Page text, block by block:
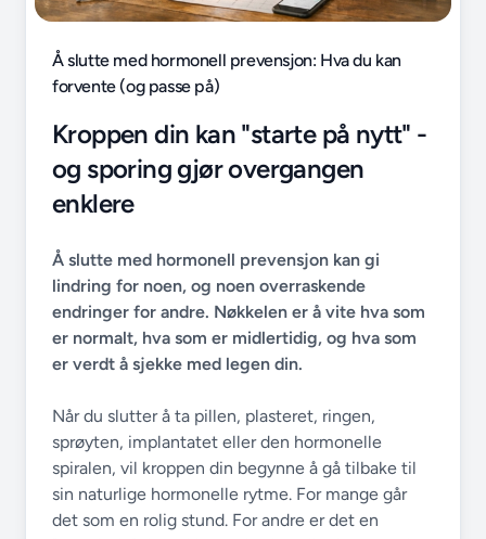
Å slutte med hormonell prevensjon: Hva du kan
forvente (og passe på)
Kroppen din kan "starte på nytt" -
og sporing gjør overgangen
enklere
Å slutte med hormonell prevensjon kan gi
lindring for noen, og noen overraskende
endringer for andre. Nøkkelen er å vite hva som
er normalt, hva som er midlertidig, og hva som
er verdt å sjekke med legen din.
Når du slutter å ta pillen, plasteret, ringen,
sprøyten, implantatet eller den hormonelle
spiralen, vil kroppen din begynne å gå tilbake til
sin naturlige hormonelle rytme. For mange går
det som en rolig stund. For andre er det en